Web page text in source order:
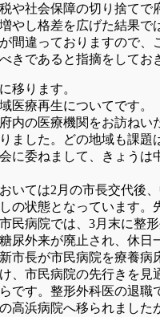
や社会保障の切り捨てで
やし格差を広げた結果で
間違っておりますので、
きであると指摘をしてお
移ります。
医療再生についてです。
内の医療機関をお訪ねい
ました。どの地域も課題
に委ねまして、きょうは
いては2月の市長交代後
の状態となっています。
民病院では、3月末に整
尿外来が廃止され、休日
市長が市民病院を療養病
、市民病院の先行きを見
です。整形外科医の退職
高浜病院へ移られました